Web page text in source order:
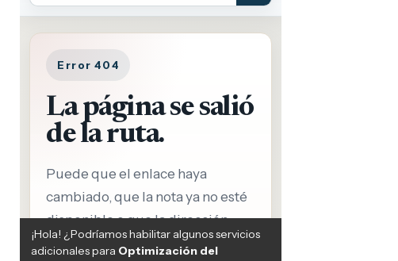
Ejercicio de alta intensidad: la
estrategia definitiva para
combatir enfermedades
crónicas y vivir más años
Transforma tu salud
cardiovascular: estrategias
efectivas para reducir los
triglicéridos de forma natural.